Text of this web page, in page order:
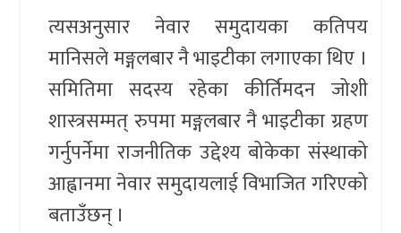
त्यसअनुसार नेवार समुदायका कतिपय
मानिसले मङ्गलबार नै भाइटीका लगाएका थिए ।
समितिमा सदस्य रहेका कीर्तिमदन जोशी
शास्त्रसम्मत् रुपमा मङ्गलबार नै भाइटीका ग्रहण
गर्नुपर्नेमा राजनीतिक उद्देश्य बोकेका संस्थाको
आह्वानमा नेवार समुदायलाई विभाजित गरिएको
बताउँछन् ।